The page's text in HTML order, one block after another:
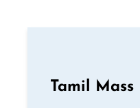
Tamil Mass